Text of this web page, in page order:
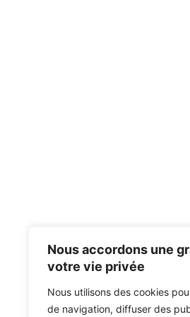
Nous accordons une
votre vie privée
Nous utilisons des cookies
de navigation, diffuser des